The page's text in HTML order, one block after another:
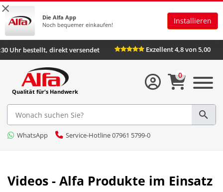
×
Die Alfa App
Noch bequemer einkaufen!
Installieren
Bis 16:30 Uhr bestellt, direkt versendet
Qualität für's Handwerk
WhatsApp Service-Hotline 07961 5799-0
0
Videos - Alfa Produkte im Einsatz